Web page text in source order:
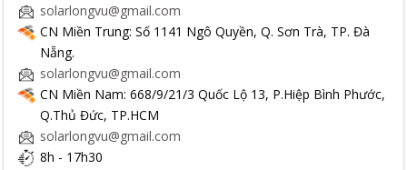
solarlongvu@gmail.com
CN Miền Trung: Số 1141 Ngô Quyền, Q. Sơn Trà, TP. Đà
Nẵng.
solarlongvu@gmail.com
CN Miền Nam: 668/9/21/3 Quốc Lộ 13, P.Hiệp Bình Phước,
Q.Thủ Đức, TP.HCM
solarlongvu@gmail.com
8h - 17h30